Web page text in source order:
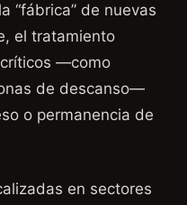
“fábrica” de nuevas
el tratamiento
—como
de descanso—
o permanencia de
en sectores